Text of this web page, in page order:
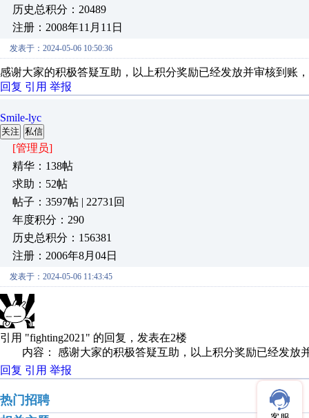
历史总积分：20489
注册：2008年11月11日
发表于：2024-05-06 10:50:36
感谢大家的积极答疑互助，以上积分奖励已经发放并审核到账
回复 引用 举报
Smile-lyc
关注 私信
[管理员]
精华：138帖
求助：52帖
帖子：3597帖 | 22731回
年度积分：290
历史总积分：156381
注册：2006年8月04日
发表于：2024-05-06 11:43:45
引用 "fighting2021" 的回复，发表在2楼
内容： 感谢大家的积极答疑互助，以上积分奖励已经发放
回复 引用 举报
热门招聘